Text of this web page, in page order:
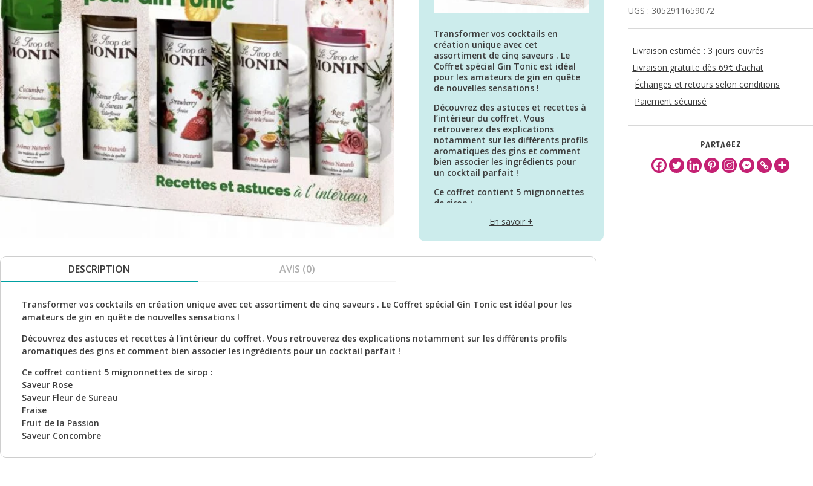
Transformer vos cocktails en
création unique avec cet
assortiment de cinq saveurs . Le
Coffret spécial Gin Tonic est idéal
pour les amateurs de gin en quête
de nouvelles sensations !
Découvrez des astuces et recettes à
l’intérieur du coffret. Vous
retrouverez des explications
notamment sur les différents profils
aromatiques des gins et comment
bien associer les ingrédients pour
un cocktail parfait !
Ce coffret contient 5 mignonnettes
de sirop :
Saveur Fleur de Sureau
Saveur Concombre
En savoir +
UGS : 3052911659072
Livraison estimée : 3 jours ouvrés
Livraison gratuite dès 69€ d’achat
Échanges et retours selon conditions
Paiement sécurisé
PARTAGEZ
DESCRIPTION AVIS (0)
Transformer vos cocktails en création unique avec cet assortiment de cinq saveurs . Le Coffret spécial Gin Tonic est idéal pour les
amateurs de gin en quête de nouvelles sensations !
Découvrez des astuces et recettes à l'intérieur du coffret. Vous retrouverez des explications notamment sur les différents profils
aromatiques des gins et comment bien associer les ingrédients pour un cocktail parfait !
Ce coffret contient 5 mignonnettes de sirop :
Saveur Rose
Saveur Fleur de Sureau
Fraise
Fruit de la Passion
Saveur Concombre